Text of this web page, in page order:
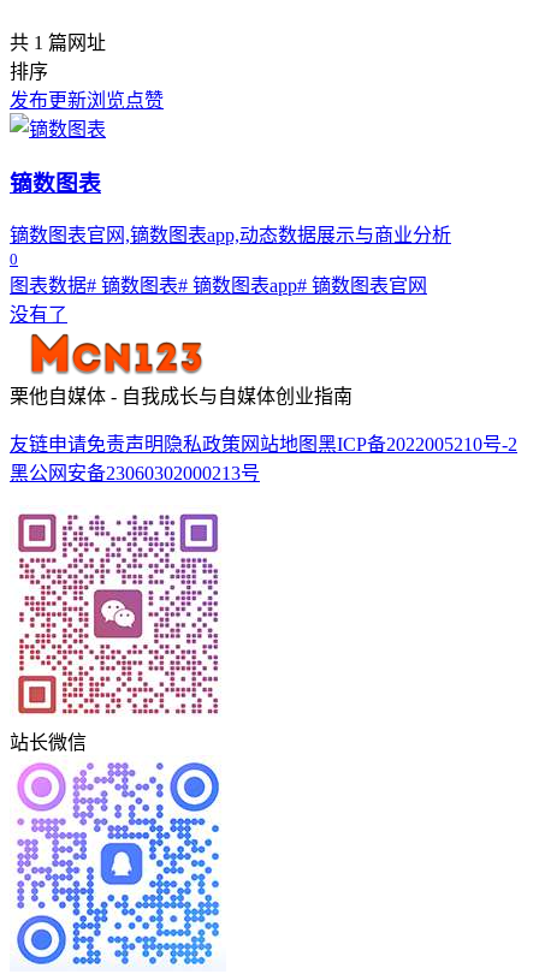
共 1 篇网址
排序
发布更新浏览点赞
镝数图表
镝数图表官网,镝数图表app,动态数据展示与商业分析
0
图表数据# 镝数图表# 镝数图表app# 镝数图表官网
没有了
栗他自媒体 - 自我成长与自媒体创业指南
友链申请免责声明 隐私政策 网站地图黑ICP备2022005210号-2
黑公网安备23060302000213号
站长微信